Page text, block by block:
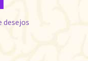
desejos